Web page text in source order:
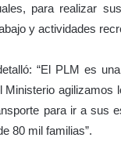
para realizar
y actividades
“El PLM es
para ir a sus
80 mil familias”.